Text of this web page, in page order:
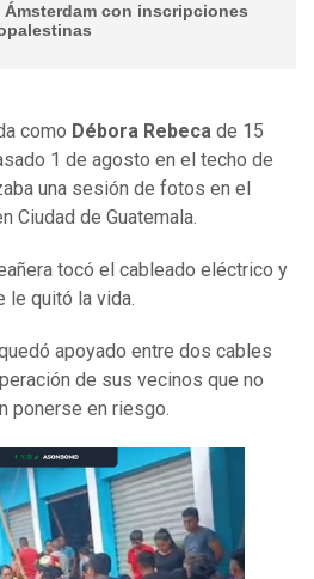
Ámsterdam con inscripciones
como Débora Rebeca de 15
1 de agosto en el techo de
una sesión de fotos en el
Ciudad de Guatemala.
tocó el cableado eléctrico y
le quitó la vida.
apoyado entre dos cables
de sus vecinos que no
ponerse en riesgo.